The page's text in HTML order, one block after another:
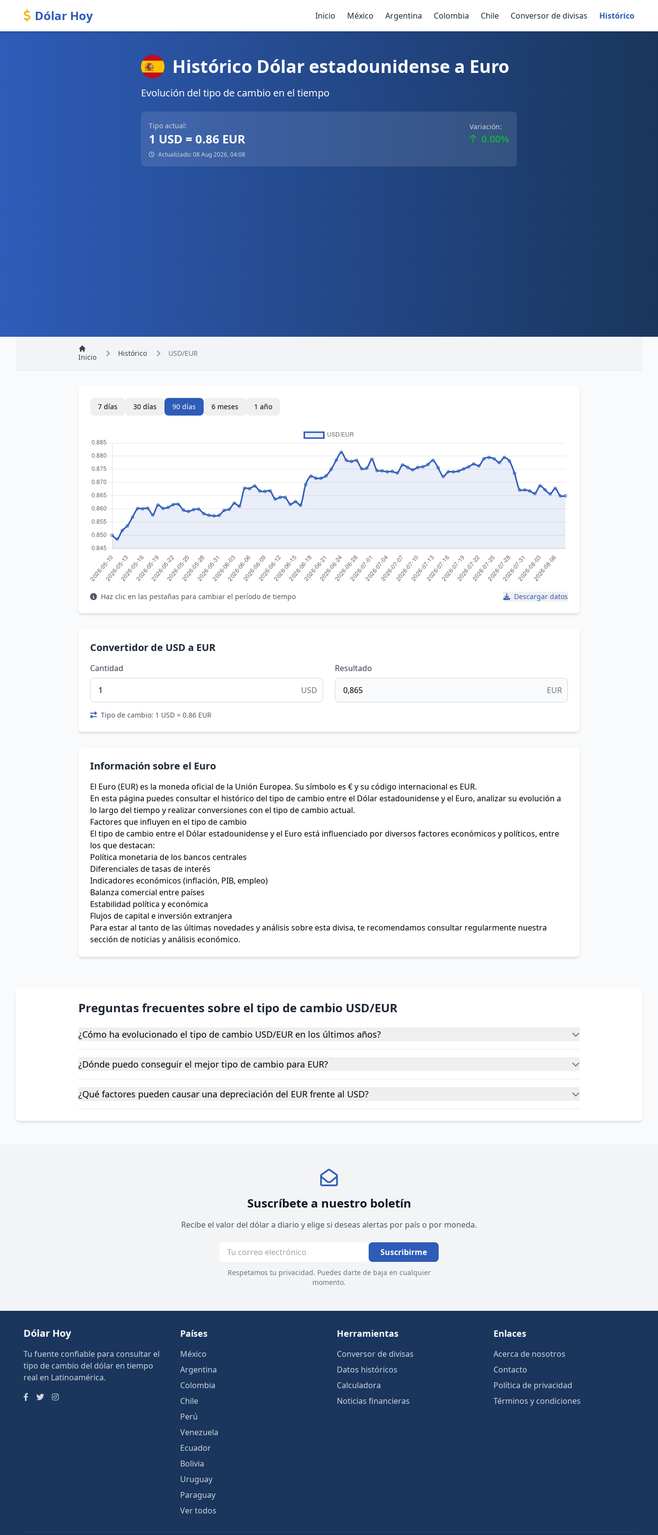
Dólar Hoy Inicio México Argentina Colombia Chile Conversor de divisas Histórico
Histórico Dólar estadounidense a Euro
Evolución del tipo de cambio en el tiempo
Tipo actual:
1 USD = 0.86 EUR
Variación:
0.00%
Actualizado: 08 Aug 2026, 04:08
Inicio Histórico USD/EUR
7 días 30 días 90 días 6 meses 1 año
Haz clic en las pestañas para cambiar el período de tiempo Descargar datos
Convertidor de USD a EUR
Cantidad
USD
Resultado
EUR
Tipo de cambio: 1 USD = 0.86 EUR
Información sobre el Euro
El Euro (EUR) es la moneda oficial de la Unión Europea. Su símbolo es € y su código internacional es EUR.
En esta página puedes consultar el histórico del tipo de cambio entre el Dólar estadounidense y el Euro, analizar su evolución a
lo largo del tiempo y realizar conversiones con el tipo de cambio actual.
Factores que influyen en el tipo de cambio
El tipo de cambio entre el Dólar estadounidense y el Euro está influenciado por diversos factores económicos y políticos, entre
los que destacan:
Política monetaria de los bancos centrales
Diferenciales de tasas de interés
Indicadores económicos (inflación, PIB, empleo)
Balanza comercial entre países
Estabilidad política y económica
Flujos de capital e inversión extranjera
Para estar al tanto de las últimas novedades y análisis sobre esta divisa, te recomendamos consultar regularmente nuestra
sección de noticias y análisis económico.
Preguntas frecuentes sobre el tipo de cambio USD/EUR
¿Cómo ha evolucionado el tipo de cambio USD/EUR en los últimos años?
¿Dónde puedo conseguir el mejor tipo de cambio para EUR?
¿Qué factores pueden causar una depreciación del EUR frente al USD?
Suscríbete a nuestro boletín
Recibe el valor del dólar a diario y elige si deseas alertas por país o por moneda.
Suscribirme
Respetamos tu privacidad. Puedes darte de baja en cualquier
momento.
Dólar Hoy
Tu fuente confiable para consultar el
tipo de cambio del dólar en tiempo
real en Latinoamérica.
Países
México
Argentina
Colombia
Chile
Perú
Venezuela
Ecuador
Bolivia
Uruguay
Paraguay
Ver todos
Herramientas
Conversor de divisas
Datos históricos
Calculadora
Noticias financieras
Enlaces
Acerca de nosotros
Contacto
Política de privacidad
Términos y condiciones